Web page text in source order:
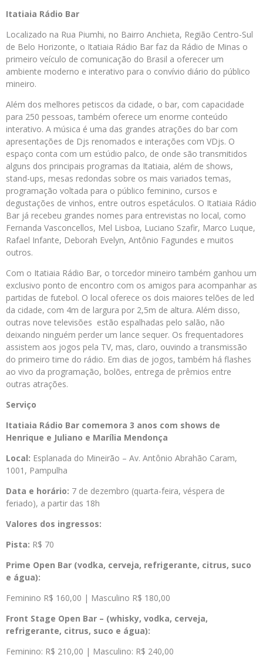
Itatiaia Rádio Bar
Localizado na Rua Piumhi, no Bairro Anchieta, Região Centro-Sul
de Belo Horizonte, o Itatiaia Rádio Bar faz da Rádio de Minas o
primeiro veículo de comunicação do Brasil a oferecer um
ambiente moderno e interativo para o convívio diário do público
mineiro.
Além dos melhores petiscos da cidade, o bar, com capacidade
para 250 pessoas, também oferece um enorme conteúdo
interativo. A música é uma das grandes atrações do bar com
apresentações de Djs renomados e interações com VDjs. O
espaço conta com um estúdio palco, de onde são transmitidos
alguns dos principais programas da Itatiaia, além de shows,
stand-ups, mesas redondas sobre os mais variados temas,
programação voltada para o público feminino, cursos e
degustações de vinhos, entre outros espetáculos. O Itatiaia Rádio
Bar já recebeu grandes nomes para entrevistas no local, como
Fernanda Vasconcellos, Mel Lisboa, Luciano Szafir, Marco Luque,
Rafael Infante, Deborah Evelyn, Antônio Fagundes e muitos
outros.
Com o Itatiaia Rádio Bar, o torcedor mineiro também ganhou um
exclusivo ponto de encontro com os amigos para acompanhar as
partidas de futebol. O local oferece os dois maiores telões de led
da cidade, com 4m de largura por 2,5m de altura. Além disso,
outras nove televisões estão espalhadas pelo salão, não
deixando ninguém perder um lance sequer. Os frequentadores
assistem aos jogos pela TV, mas, claro, ouvindo a transmissão
do primeiro time do rádio. Em dias de jogos, também há flashes
ao vivo da programação, bolões, entrega de prêmios entre
outras atrações.
Serviço
Itatiaia Rádio Bar comemora 3 anos com shows de
Henrique e Juliano e Marília Mendonça
Local: Esplanada do Mineirão – Av. Antônio Abrahão Caram,
1001, Pampulha
Data e horário: 7 de dezembro (quarta-feira, véspera de
feriado), a partir das 18h
Valores dos ingressos:
Pista: R$ 70
Prime Open Bar (vodka, cerveja, refrigerante, citrus, suco
e água):
Feminino R$ 160,00 | Masculino R$ 180,00
Front Stage Open Bar – (whisky, vodka, cerveja,
refrigerante, citrus, suco e água):
Feminino: R$ 210,00 | Masculino: R$ 240,00